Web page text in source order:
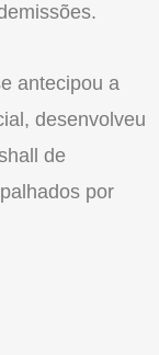
antecipou a
desenvolveu
de
por